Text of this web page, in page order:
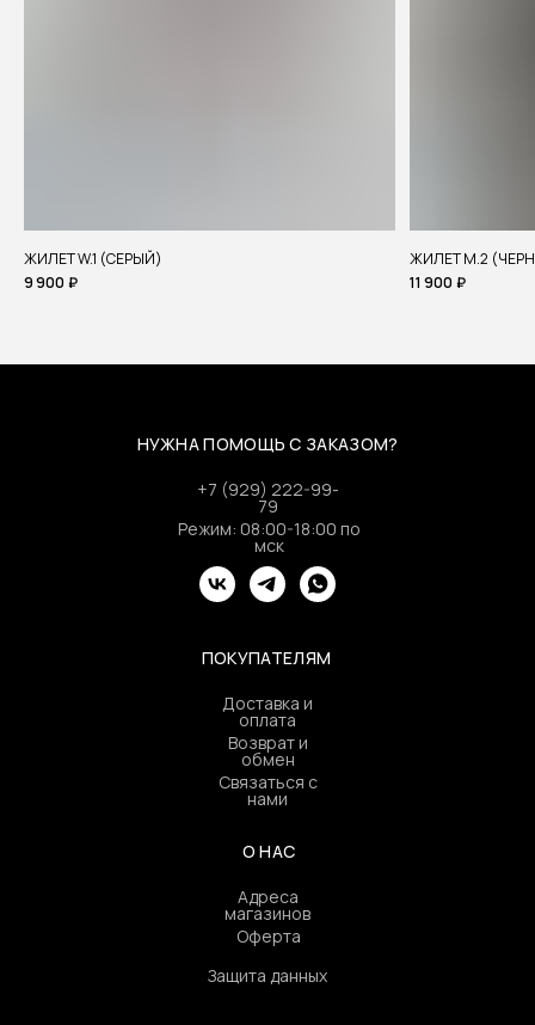
ЖИЛЕТ W.1 (СЕРЫЙ)
9 900 ₽
ЖИЛЕТ M.2
11 900 ₽
НУЖНА ПОМОЩЬ С ЗАКАЗОМ?
ПОКУПАТЕЛЯМ
О НАС
+7 (929) 222-99-
79
Режим: 08:00-18:00 по
мск
Доставка и
оплата
Возврат и
обмен
Связаться с
нами
Адреса
магазинов
Оферта
Защита данных